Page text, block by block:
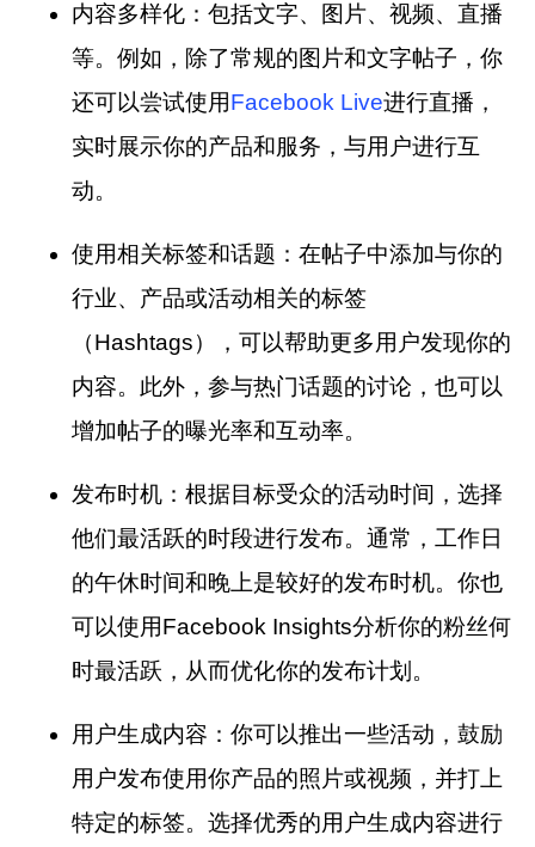
内容多样化： 包括文字、图片、视频、直播
等。例如，除了常规的图片和文字帖子，你
还可以尝试使用Facebook Live进行直播，
实时展示你的产品和服务，与用户进行互
动。
使用相关标签和话题： 在帖子中添加与你的
行业、产品或活动相关的标签
（Hashtags），可以帮助更多用户发现你的
内容。此外，参与热门话题的讨论，也可以
增加帖子的曝光率和互动率。
发布时机： 根据目标受众的活动时间，选择
他们最活跃的时段进行发布。通常，工作日
的午休时间和晚上是较好的发布时机。你也
可以使用Facebook Insights分析你的粉丝何
时最活跃，从而优化你的发布计划。
用户生成内容： 你可以推出一些活动，鼓励
用户发布使用你产品的照片或视频，并打上
特定的标签。选择优秀的用户生成内容进行